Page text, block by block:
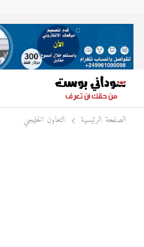
الصفحة الرئيسية التعاون الخليجي